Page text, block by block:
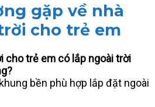
gặp về nhà
cho trẻ em
cho trẻ em có lắp ngoài trời
bền phù hợp lắp đặt ngoài